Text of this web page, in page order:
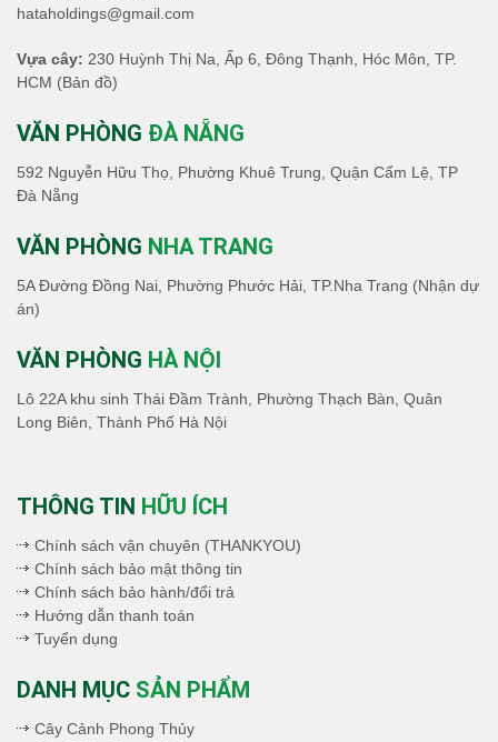
hataholdings@gmail.com
Vựa cây: 230 Huỳnh Thị Na, Ấp 6, Đông Thạnh, Hóc Môn, TP.
HCM (Bản đồ)
VĂN PHÒNG ĐÀ NẴNG
592 Nguyễn Hữu Thọ, Phường Khuê Trung, Quận Cẩm Lệ, TP
Đà Nẵng
VĂN PHÒNG NHA TRANG
5A Đường Đồng Nai, Phường Phước Hải, TP.Nha Trang (Nhận dự
án)
VĂN PHÒNG HÀ NỘI
Lô 22A khu sinh Thái Đầm Trành, Phường Thạch Bàn, Quân
Long Biên, Thành Phố Hà Nội
THÔNG TIN HỮU ÍCH
Chính sách vận chuyên (THANKYOU)
Chính sách bảo mật thông tin
Chính sách bảo hành/đổi trả
Hướng dẫn thanh toán
Tuyển dụng
DANH MỤC SẢN PHẨM
Cây Cảnh Phong Thủy